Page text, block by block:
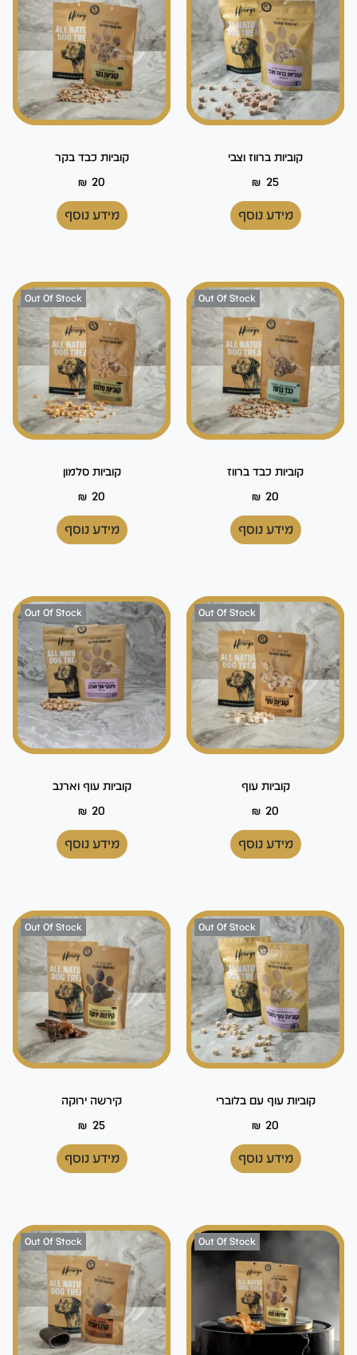
קוביות ברווז וצבי
₪ 25
מידע נוסף
קוביות כבד בקר
₪ 20
מידע נוסף
Out Of Stock
קוביות כבד ברווז
₪ 20
מידע נוסף
Out Of Stock
קוביות סלמון
₪ 20
מידע נוסף
Out Of Stock
קוביות עוף
₪ 20
מידע נוסף
Out Of Stock
קוביות עוף וארנב
₪ 20
מידע נוסף
Out Of Stock
קוביות עוף עם בלוברי
₪ 20
מידע נוסף
Out Of Stock
קירשה ירוקה
₪ 25
מידע נוסף
Out Of Stock
Out Of Stock